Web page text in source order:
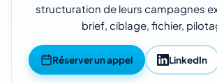
structuration de leurs campagnes
brief, ciblage, fichier,
Réserver un appel LinkedIn